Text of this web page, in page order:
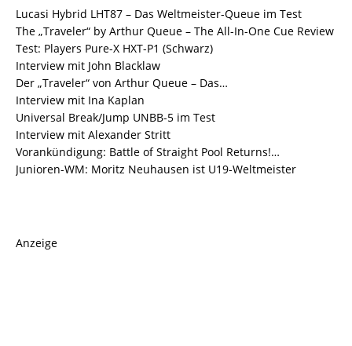
Lucasi Hybrid LHT87 – Das Weltmeister-Queue im Test
The „Traveler“ by Arthur Queue – The All-In-One Cue Review
Test: Players Pure-X HXT-P1 (Schwarz)
Interview mit John Blacklaw
Der „Traveler“ von Arthur Queue – Das…
Interview mit Ina Kaplan
Universal Break/Jump UNBB-5 im Test
Interview mit Alexander Stritt
Vorankündigung: Battle of Straight Pool Returns!…
Junioren-WM: Moritz Neuhausen ist U19-Weltmeister
Anzeige